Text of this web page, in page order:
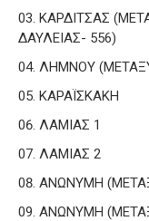
ΚΑΡΔΙΤΣΑΣ
ΔΑΥΛΕΙΑΣ- 556)
ΛΗΜΝΟΥ
ΚΑΡΑΪΣΚΑΚΗ
ΛΑΜΙΑΣ 1
ΛΑΜΙΑΣ 2
ΑΝΩΝΥΜΗ
ΑΝΩΝΥΜΗ